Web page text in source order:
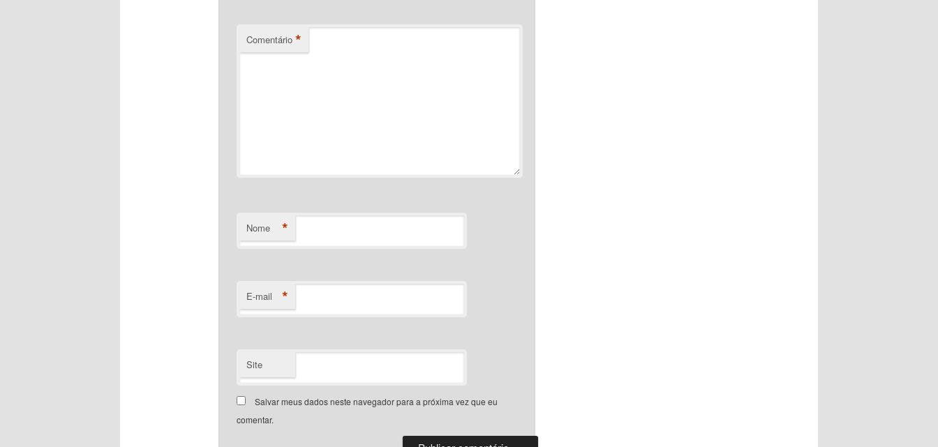
Comentário *
Nome *
E-mail *
Site
Salvar meus dados neste navegador para a próxima vez que eu
comentar.